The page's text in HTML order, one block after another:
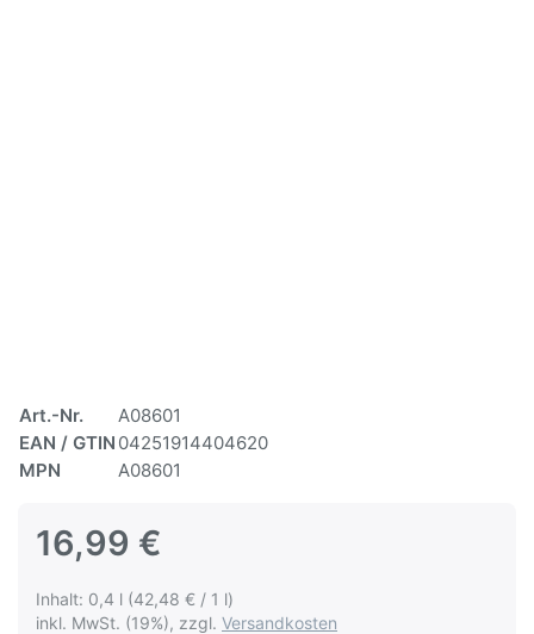
Art.-Nr.
A08601
EAN / GTIN 04251914404620
MPN
A08601
16,99 €
Inhalt: 0,4 l (42,48 € / 1 l)
inkl. MwSt. (19%), zzgl. Versandkosten